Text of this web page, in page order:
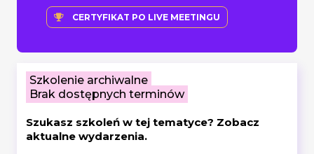
CERTYFIKAT PO LIVE MEETINGU
Szkolenie archiwalne
Brak dostępnych terminów
Szukasz szkoleń w tej tematyce? Zobacz
aktualne wydarzenia.